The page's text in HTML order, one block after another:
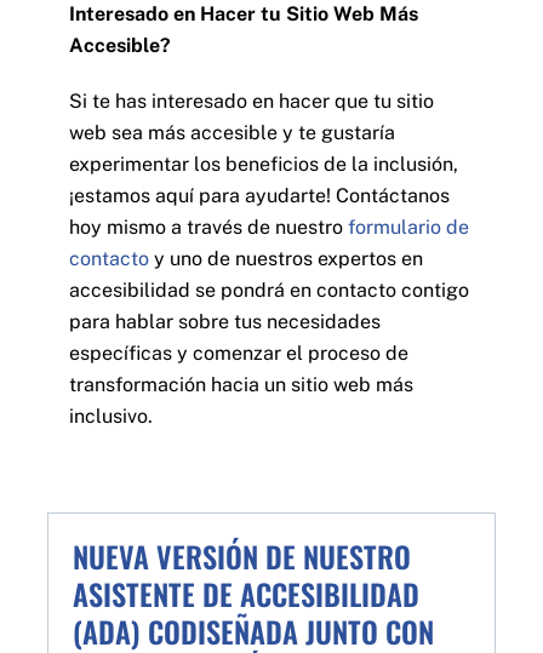
Interesado en Hacer tu Sitio Web Más
Accesible?
Si te has interesado en hacer que tu sitio
web sea más accesible y te gustaría
experimentar los beneficios de la inclusión,
¡estamos aquí para ayudarte! Contáctanos
hoy mismo a través de nuestroformulario de
contacto y uno de nuestros expertos en
accesibilidad se pondrá en contacto contigo
para hablar sobre tus necesidades
específicas y comenzar el proceso de
transformación hacia un sitio web más
inclusivo.
NUEVA VERSIÓN DE NUESTRO
ASISTENTE DE ACCESIBILIDAD
(ADA) CODISEÑADA JUNTO CON